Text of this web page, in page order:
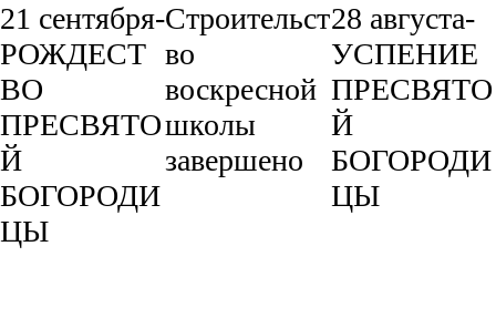
21 сентября-
РОЖДЕСТ
ВО
ПРЕСВЯТО
Й
БОГОРОДИ
ЦЫ
Строительст
во
воскресной
школы
завершено
28 августа-
УСПЕНИЕ
ПРЕСВЯТО
Й
БОГОРОДИ
ЦЫ